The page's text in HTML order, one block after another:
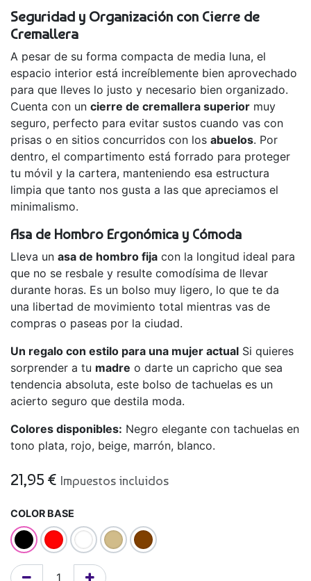
Seguridad y Organización con Cierre de
Cremallera
A pesar de su forma compacta de media luna, el
espacio interior está increíblemente bien aprovechado
para que lleves lo justo y necesario bien organizado.
Cuenta con un cierre de cremallera superior muy
seguro, perfecto para evitar sustos cuando vas con
prisas o en sitios concurridos con los abuelos. Por
dentro, el compartimento está forrado para proteger
tu móvil y la cartera, manteniendo esa estructura
limpia que tanto nos gusta a las que apreciamos el
minimalismo.
Asa de Hombro Ergonómica y Cómoda
Lleva un asa de hombro fija con la longitud ideal para
que no se resbale y resulte comodísima de llevar
durante horas. Es un bolso muy ligero, lo que te da
una libertad de movimiento total mientras vas de
compras o paseas por la ciudad.
Un regalo con estilo para una mujer actual Si quieres
sorprender a tu madre o darte un capricho que sea
tendencia absoluta, este bolso de tachuelas es un
acierto seguro que destila moda.
Colores disponibles: Negro elegante con tachuelas en
tono plata, rojo, beige, marrón, blanco.
21,95 € Impuestos incluidos
COLOR BASE